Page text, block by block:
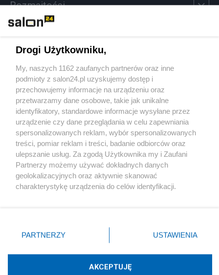
Rozmaitości
Sport
Społeczeństwo
Kultura
X Facebook Instagram Youtube
Drogi Użytkowniku,
My, naszych 1162 zaufanych partnerów oraz inne
podmioty z salon24.pl uzyskujemy dostęp i
przechowujemy informacje na urządzeniu oraz
przetwarzamy dane osobowe, takie jak unikalne
identyfikatory, standardowe informacje wysyłane przez
urządzenie czy dane przeglądania w celu zapewniania
spersonalizowanych reklam, wybór spersonalizowanych
treści, pomiar reklam i treści, badanie odbiorców oraz
ulepszanie usług. Za zgodą Użytkownika my i Zaufani
Partnerzy możemy używać dokładnych danych
geolokalizacyjnych oraz aktywnie skanować
charakterystykę urządzenia do celów identyfikacji.
zmienić/wycofać klikając przycisk ustawień prywatności
znajdujący się w lewym dolnym rogu strony
rodzaje przetwarzania danych nie wymagają zgody
użytkownika, ale masz prawo sprzeciwić się takiemu
PARTNERZY USTAWIENIA
AKCEPTUJĘ